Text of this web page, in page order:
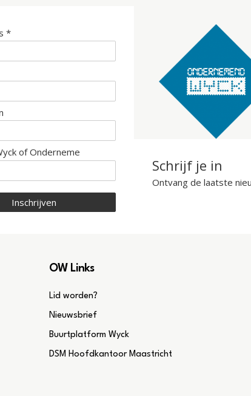
*
of Onderneme
Inschrijven
Schrijf je in
Ontvang de laatste
OW Links
Lid worden?
Nieuwsbrief
Buurtplatform Wyck
DSM Hoofdkantoor Maastricht